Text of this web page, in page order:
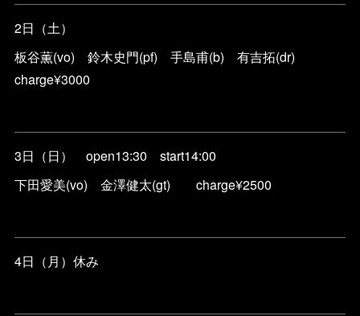
2日（土）
板谷薫(vo) 鈴木史門(pf) 手島甫(b) 有吉拓(dr)
charge¥3000
3日（日） open13:30 start14:00
下田愛美(vo) 金澤健太(gt) charge¥2500
4日（月）休み